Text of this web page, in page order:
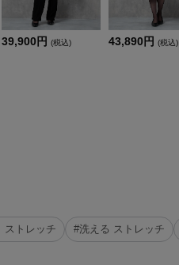
39,900円 (税込) 43,890円 (税込)
ストレッチ #洗える ストレッチ